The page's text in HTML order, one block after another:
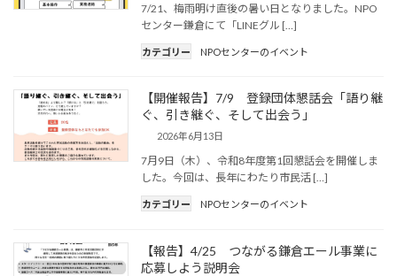
7/21、梅雨明け直後の暑い日となりました。NPO
センター鎌倉にて「LINEグル […]
カテゴリー NPOセンターのイベント
【開催報告】7/9 登録団体懇話会「語り継
ぐ、引き継ぐ、そして出会う」
2026年6月13日
7月9日（木）、令和8年度第1回懇話会を開催しま
した。今回は、長年にわたり市民活 […]
カテゴリー NPOセンターのイベント
【報告】4/25 つながる鎌倉エール事業に
応募しよう説明会